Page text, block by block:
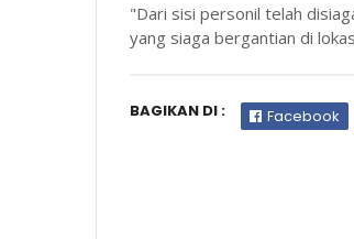
"Dari sisi personil telah
yang siaga bergantian di
BAGIKAN DI : Facebook